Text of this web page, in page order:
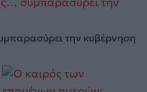
την κυβέρνηση